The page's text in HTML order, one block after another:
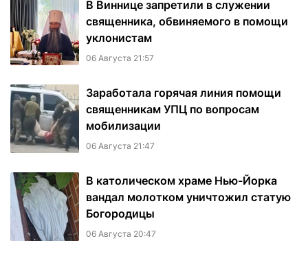
В Виннице запретили в служении
священника, обвиняемого в помощи
уклонистам
06 Августа 21:57
Заработала горячая линия помощи
священникам УПЦ по вопросам
мобилизации
06 Августа 21:47
В католическом храме Нью-Йорка
вандал молотком уничтожил статую
Богородицы
06 Августа 20:47